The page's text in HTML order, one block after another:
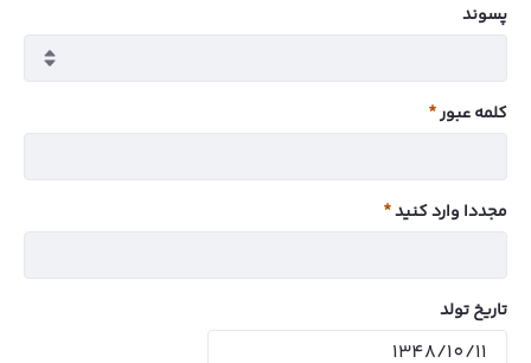
پسوند
کلمه عبور
ضروری
مجددا وارد کنید
ضروری
تاریخ تولد